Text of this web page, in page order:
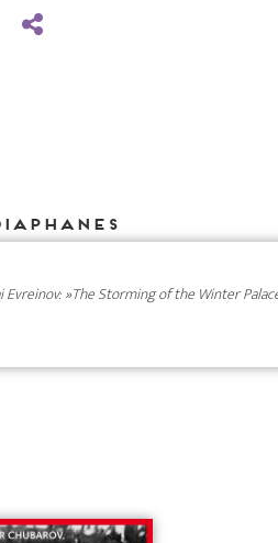
Evreinov: »The Storming of the Winter